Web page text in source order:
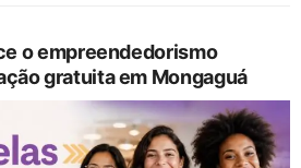
o empreendedorismo
gratuita em Mongaguá